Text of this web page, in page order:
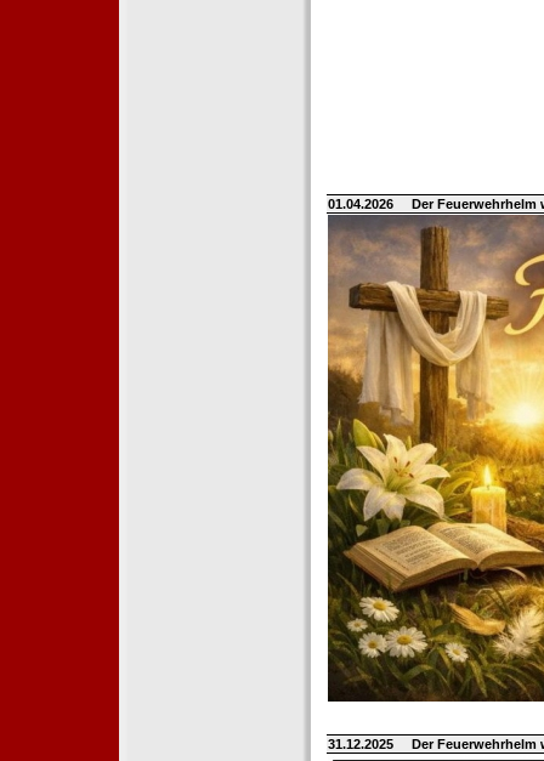
01.04.2026 Der
31.12.2025 Der